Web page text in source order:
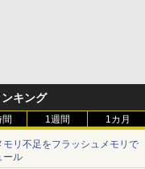
キング
間 1週間 1カ月
モリ不足をフラッシュメモリで
ール